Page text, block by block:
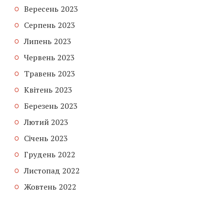
Вересень 2023
Серпень 2023
Липень 2023
Червень 2023
Травень 2023
Квітень 2023
Березень 2023
Лютий 2023
Січень 2023
Грудень 2022
Листопад 2022
Жовтень 2022